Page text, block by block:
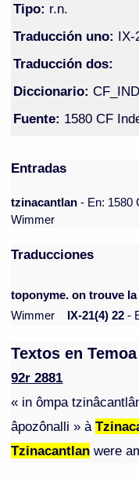
Tipo: r.n.
Traducción uno: IX-
Traducción dos:
Diccionario:
Fuente: 1580 CF
Entradas
tzinacantlan- En: 1580
Wimmer
Traducciones
toponyme. on trouve
Wimmer
IX-21(4) 22 -
Textos en Temoa
92r 2881
« in ômpa
âpozônalli » à
Tzinacantlan were